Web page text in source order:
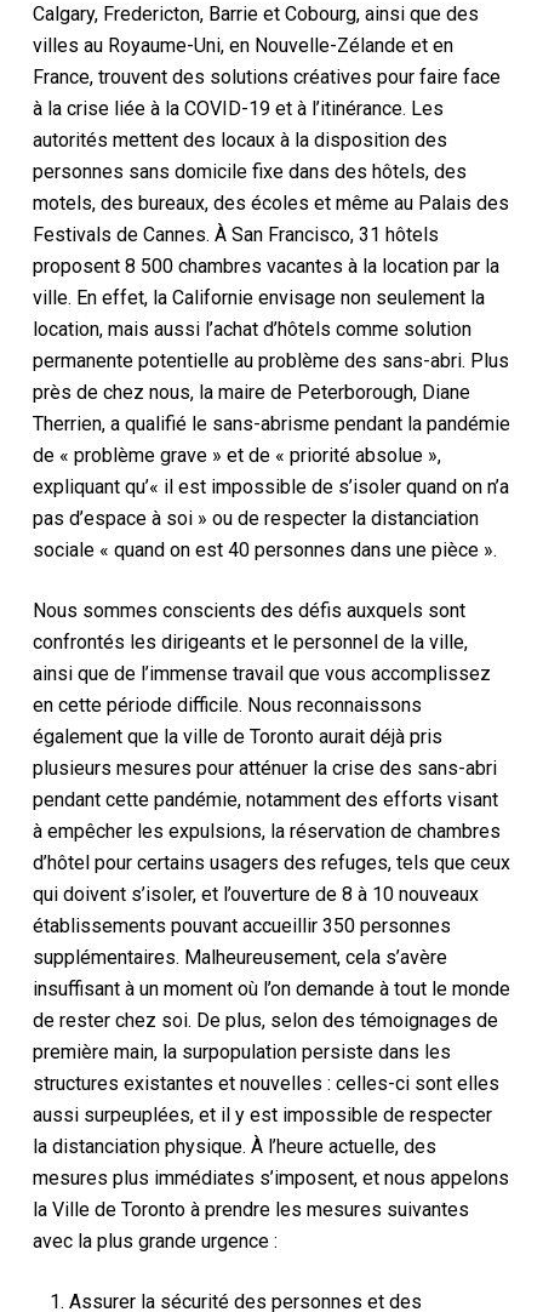
Calgary, Fredericton, Barrie et Cobourg, ainsi que des
villes au Royaume-Uni, en Nouvelle-Zélande et en
France, trouvent des solutions créatives pour faire face
à la crise liée à la COVID-19 et à l’itinérance. Les
autorités mettent des locaux à la disposition des
personnes sans domicile fixe dans des hôtels, des
motels, des bureaux, des écoles et même au Palais des
Festivals de Cannes. À San Francisco, 31 hôtels
proposent 8 500 chambres vacantes à la location par la
ville. En effet, la Californie envisage non seulement la
location, mais aussi l’achat d’hôtels comme solution
permanente potentielle au problème des sans-abri. Plus
près de chez nous, la maire de Peterborough, Diane
Therrien, a qualifié le sans-abrisme pendant la pandémie
de « problème grave » et de « priorité absolue »,
expliquant qu’« il est impossible de s’isoler quand on n’a
pas d’espace à soi » ou de respecter la distanciation
sociale « quand on est 40 personnes dans une pièce ».
Nous sommes conscients des défis auxquels sont
confrontés les dirigeants et le personnel de la ville,
ainsi que de l’immense travail que vous accomplissez
en cette période difficile. Nous reconnaissons
également que la ville de Toronto aurait déjà pris
plusieurs mesures pour atténuer la crise des sans-abri
pendant cette pandémie, notamment des efforts visant
à empêcher les expulsions, la réservation de chambres
d’hôtel pour certains usagers des refuges, tels que ceux
qui doivent s’isoler, et l’ouverture de 8 à 10 nouveaux
établissements pouvant accueillir 350 personnes
supplémentaires. Malheureusement, cela s’avère
insuffisant à un moment où l’on demande à tout le monde
de rester chez soi. De plus, selon des témoignages de
première main, la surpopulation persiste dans les
structures existantes et nouvelles : celles-ci sont elles
aussi surpeuplées, et il y est impossible de respecter
la distanciation physique. À l’heure actuelle, des
mesures plus immédiates s’imposent, et nous appelons
la Ville de Toronto à prendre les mesures suivantes
avec la plus grande urgence :
Assurer la sécurité des personnes et des